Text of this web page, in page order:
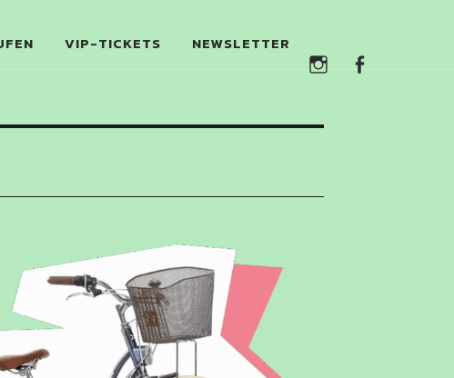
VIP-TICKETS NEWSLETTER